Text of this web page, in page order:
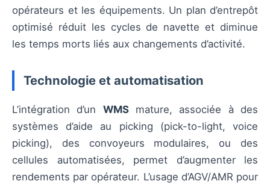
opérateurs et les équipements. Un plan d’entrepôt
optimisé réduit les cycles de navette et diminue
les temps morts liés aux changements d’activité.
Technologie et automatisation
L’intégration d’un WMSmature, associée à des
systèmes d’aide au picking (pick-to-light, voice
picking), des convoyeurs modulaires, ou des
cellules automatisées, permet d’augmenter les
rendements par opérateur. L’usage d’AGV/AMR pour